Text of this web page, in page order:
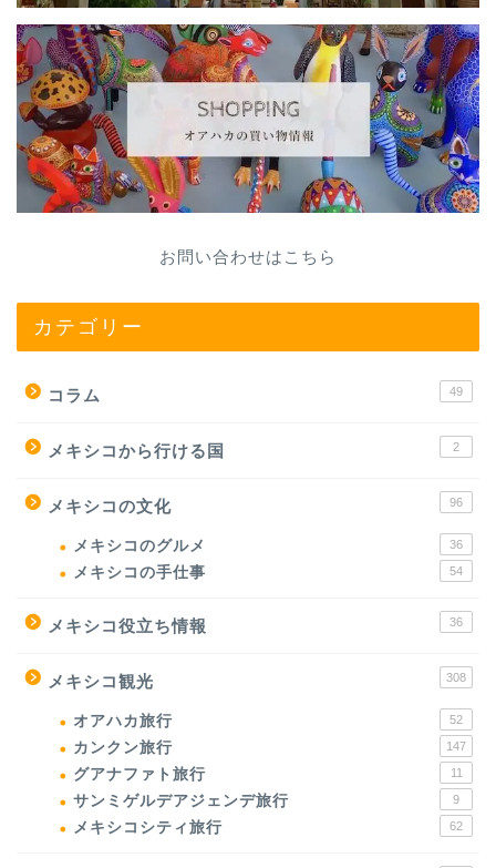
お問い合わせはこちら
カテゴリー
コラム 49
メキシコから行ける国 2
メキシコの文化 96
メキシコのグルメ 36
メキシコの手仕事 54
メキシコ役立ち情報 36
メキシコ観光 308
オアハカ旅行 52
カンクン旅行 147
グアナファト旅行 11
サンミゲルデアジェンデ旅行 9
メキシコシティ旅行 62